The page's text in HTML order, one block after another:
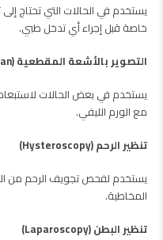
يستخدم في الحالات التي تحتاج
خاصة قبل إجراء أي تدخل طبي.
التصوير بالأشعة المقطعية (CT Scan)
يستخدم في بعض الحالات
مع الورم الليفي.
تنظير الرحم (Hysteroscopy)
يستخدم لفحص تجويف الرحم من
المخاطية.
تنظير البطن (Laparoscopy)